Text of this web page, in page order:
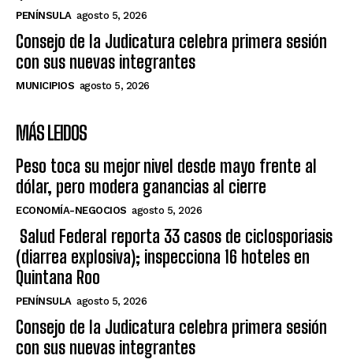
PENÍNSULA agosto 5, 2026
Consejo de la Judicatura celebra primera sesión
con sus nuevas integrantes
MUNICIPIOS agosto 5, 2026
MÁS LEIDOS
Peso toca su mejor nivel desde mayo frente al
dólar, pero modera ganancias al cierre
ECONOMÍA-NEGOCIOS agosto 5, 2026
Salud Federal reporta 33 casos de ciclosporiasis
(diarrea explosiva); inspecciona 16 hoteles en
Quintana Roo
PENÍNSULA agosto 5, 2026
Consejo de la Judicatura celebra primera sesión
con sus nuevas integrantes